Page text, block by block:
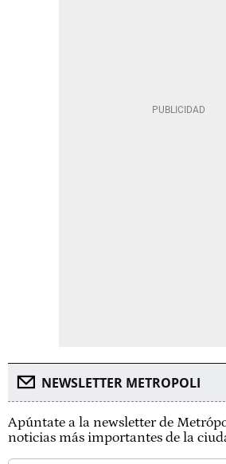
NEWSLETTER METROPOLI
Apúntate a la newsletter de
noticias más importantes de la